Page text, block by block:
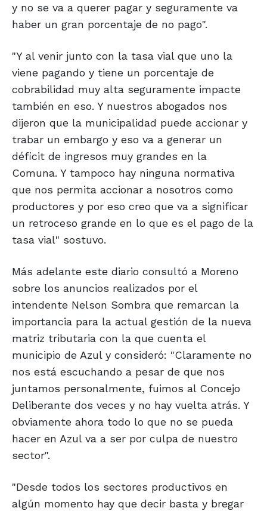
y no se va a querer pagar y seguramente va
haber un gran porcentaje de no pago".
"Y al venir junto con la tasa vial que uno la
viene pagando y tiene un porcentaje de
cobrabilidad muy alta seguramente impacte
también en eso. Y nuestros abogados nos
dijeron que la municipalidad puede accionar y
trabar un embargo y eso va a generar un
déficit de ingresos muy grandes en la
Comuna. Y tampoco hay ninguna normativa
que nos permita accionar a nosotros como
productores y por eso creo que va a significar
un retroceso grande en lo que es el pago de la
tasa vial" sostuvo.
Más adelante este diario consultó a Moreno
sobre los anuncios realizados por el
intendente Nelson Sombra que remarcan la
importancia para la actual gestión de la nueva
matriz tributaria con la que cuenta el
municipio de Azul y consideró: "Claramente no
nos está escuchando a pesar de que nos
juntamos personalmente, fuimos al Concejo
Deliberante dos veces y no hay vuelta atrás. Y
obviamente ahora todo lo que no se pueda
hacer en Azul va a ser por culpa de nuestro
sector".
"Desde todos los sectores productivos en
algún momento hay que decir basta y bregar